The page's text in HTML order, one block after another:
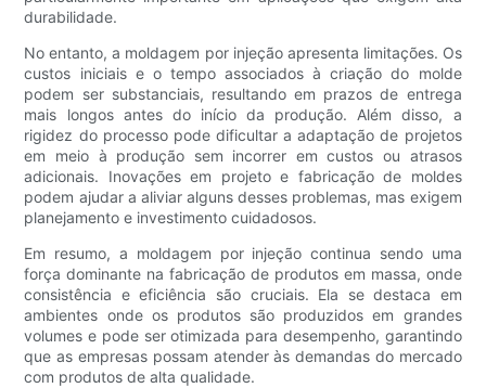
durabilidade.
No entanto, a moldagem por injeção apresenta limitações. Os
custos iniciais e o tempo associados à criação do molde
podem ser substanciais, resultando em prazos de entrega
mais longos antes do início da produção. Além disso, a
rigidez do processo pode dificultar a adaptação de projetos
em meio à produção sem incorrer em custos ou atrasos
adicionais. Inovações em projeto e fabricação de moldes
podem ajudar a aliviar alguns desses problemas, mas exigem
planejamento e investimento cuidadosos.
Em resumo, a moldagem por injeção continua sendo uma
força dominante na fabricação de produtos em massa, onde
consistência e eficiência são cruciais. Ela se destaca em
ambientes onde os produtos são produzidos em grandes
volumes e pode ser otimizada para desempenho, garantindo
que as empresas possam atender às demandas do mercado
com produtos de alta qualidade.